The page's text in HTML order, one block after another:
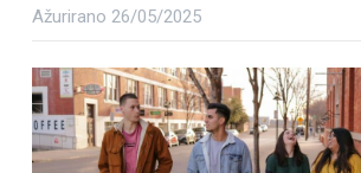
Ažurirano 26/05/2025